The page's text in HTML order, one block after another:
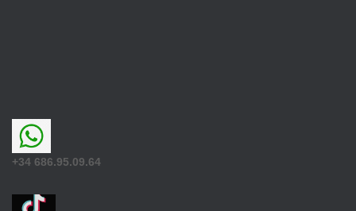
+34 686.95.09.64